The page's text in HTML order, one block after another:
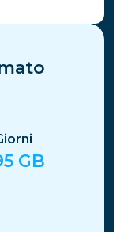
GB